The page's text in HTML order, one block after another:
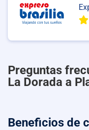
Preguntas
La Dorada a
Beneficios de